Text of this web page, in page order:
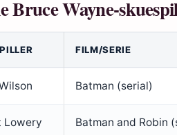
Bruce Wayne-
FILM/SERIE
Batman (serial)
Lowery Batman and Robin